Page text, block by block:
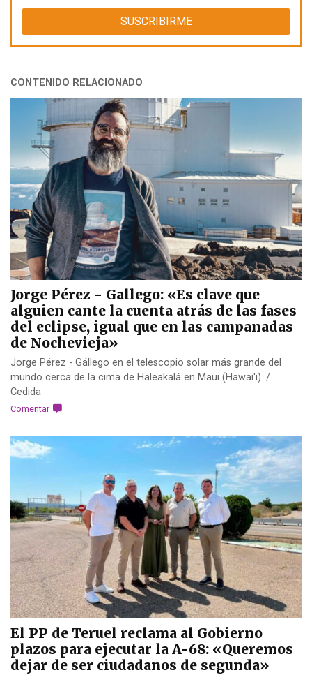
CONTENIDO RELACIONADO
Jorge Pérez - Gallego: «Es clave que
alguien cante la cuenta atrás de las fases
del eclipse, igual que en las campanadas
de Nochevieja»
Jorge Pérez - Gállego en el telescopio solar más grande del
mundo cerca de la cima de Haleakalá en Maui (Hawai'i). /
Cedida
Comentar
El PP de Teruel reclama al Gobierno
plazos para ejecutar la A-68: «Queremos
dejar de ser ciudadanos de segunda»